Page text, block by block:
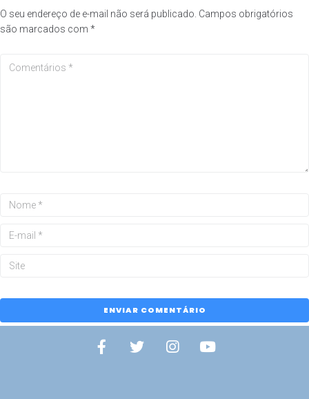
O seu endereço de e-mail não será publicado. Campos obrigatórios
são marcados com *